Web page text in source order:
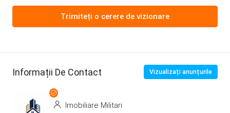
Trimiteți o cerere de vizionare
Informații De Contact Vizualizați anunțurile
Imobiliare Militari